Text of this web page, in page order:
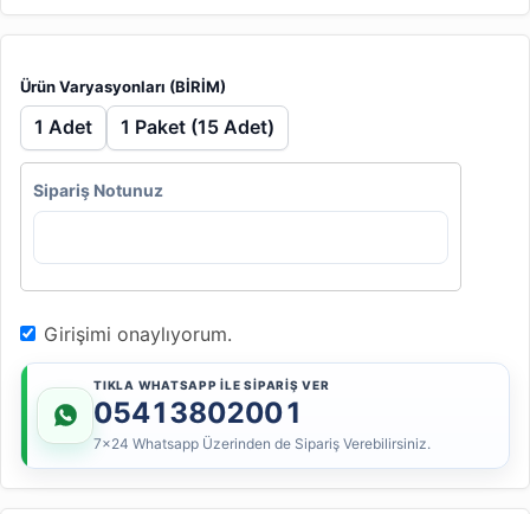
Ürün Varyasyonları (BİRİM)
1 Adet 1 Paket (15 Adet)
Sipariş Notunuz
Girişimi onaylıyorum.
TIKLA WHATSAPP İLE SİPARİŞ VER
05413802001
7x24 Whatsapp Üzerinden de Sipariş Verebilirsiniz.